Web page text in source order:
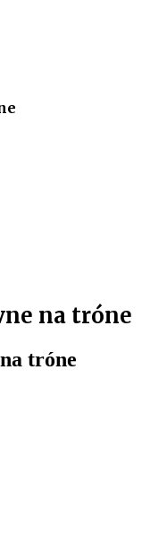
na tróne
tróne